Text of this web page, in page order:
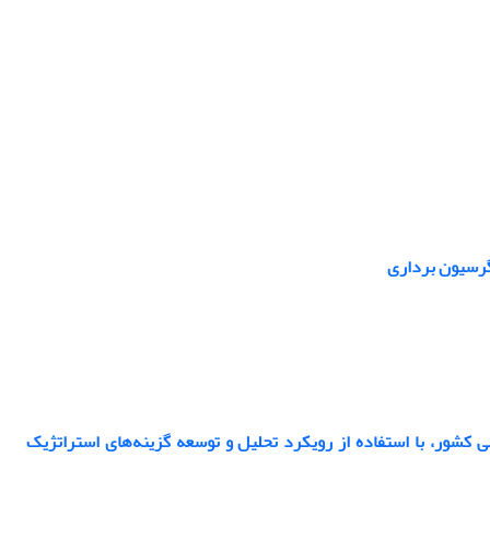
برداری
با استفاده از رویکرد تحلیل و توسعه گزینه‌های استراتژیک